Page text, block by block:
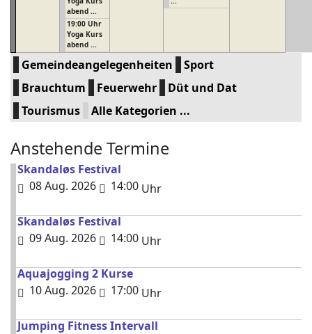
abend ...
19:00 Uhr
Yoga Kurs
abend ...
Gemeindeangelegenheiten
Sport
Brauchtum
Feuerwehr
Düt und Dat
Tourismus
Alle Kategorien ...
Anstehende Termine
Skandaløs Festival
08 Aug. 2026
14:00 Uhr
Skandaløs Festival
09 Aug. 2026
14:00 Uhr
Aquajogging 2 Kurse
10 Aug. 2026
17:00 Uhr
Jumping Fitness Intervall